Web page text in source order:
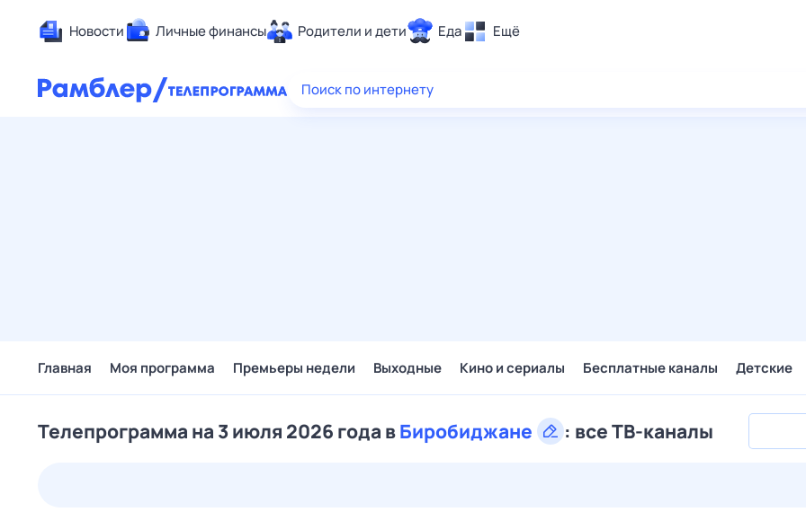
Новости Личные финансы Родители и дети Еда Ещё
Здоровье
Поиск по интернету
Главная Моя программа Премьеры недели Выходные Кино и сериалы Бесплатные каналы Детские
Телепрограмма на 3 июля 2026 года вБиробиджане : все ТВ-каналы